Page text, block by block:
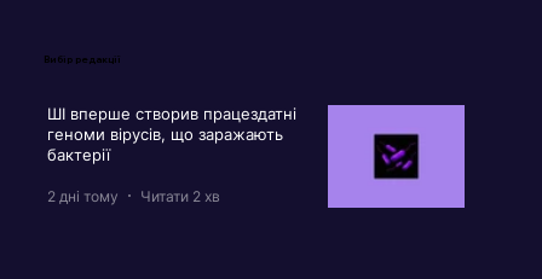
Вибір редакції
ШІ вперше створив працездатні
геноми вірусів, що заражають
бактерії
2 дні тому Читати 2 хв